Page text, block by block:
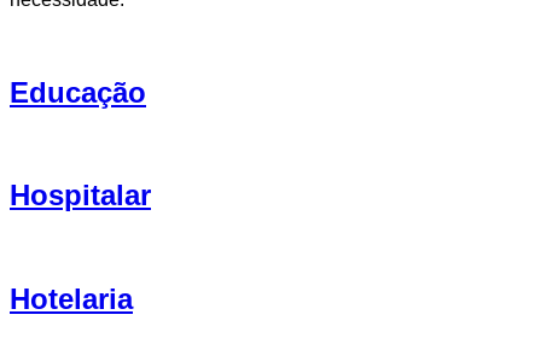
Educação
Hospitalar
Hotelaria